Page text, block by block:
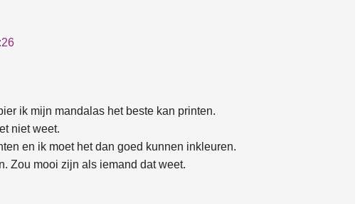
ik mijn mandalas het beste kan printen.
niet weet.
en ik moet het dan goed kunnen inkleuren.
Zou mooi zijn als iemand dat weet.